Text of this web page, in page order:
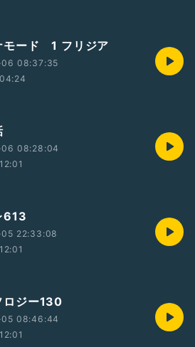
モード 1 フリジア
08:37:35
04:24
08:28:04
12:01
613
22:33:08
12:01
ロジー130
08:46:44
12:01